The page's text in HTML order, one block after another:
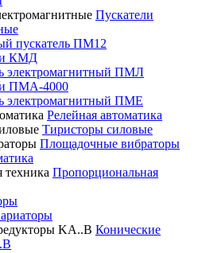
Пускатели
пускатель ПМ12
КМД
электромагнитный ПМЛ
ПМА-4000
электромагнитный ПМЕ
Релейная автоматика
Тиристоры силовые
Площадочные вибраторы
Пропорциональная
Конические